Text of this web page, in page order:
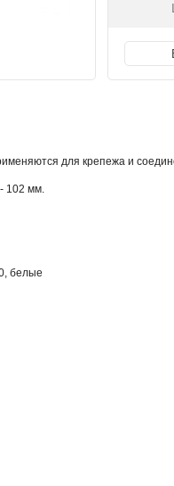
для крепежа и
102 мм.
белые